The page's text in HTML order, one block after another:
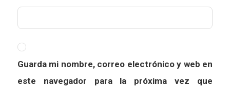
Guarda mi nombre, correo electrónico y web en
este navegador para la próxima vez que